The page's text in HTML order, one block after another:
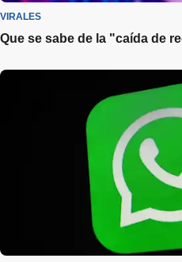
VIRALES
Que se sabe de la "caída de